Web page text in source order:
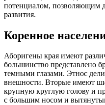
потенциалом, позволяющим
развития.
Коренное
Аборигены края имеют
большинство представлено
темными глазами. Этнос
внешности. Вторые имеют
крупную круглую голову и
с большим носом и